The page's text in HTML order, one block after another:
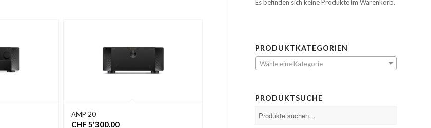
AMP 20
CHF 5'300.00
Es befinden sich keine Produkte im Warenkorb.
PRODUKTKATEGORIEN
Wähle eine Kategorie
PRODUKTSUCHE